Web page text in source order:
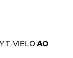
VIELO AO